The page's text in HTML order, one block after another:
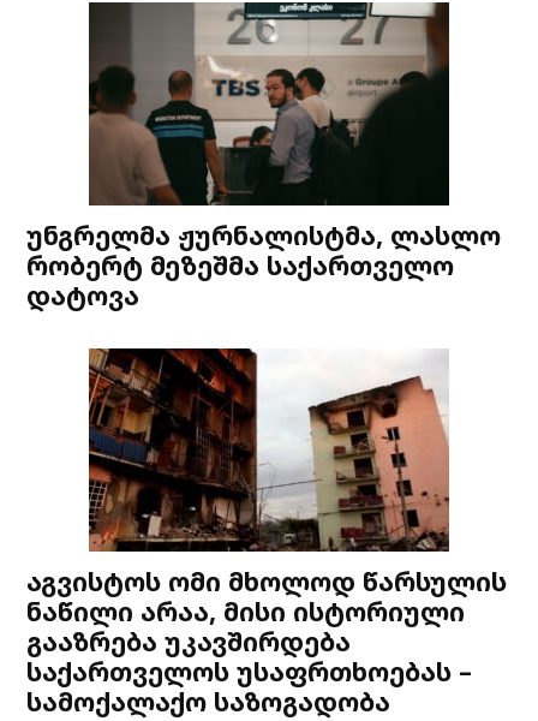
უნგრელმა ჟურნალისტმა, ლასლო
რობერტ მეზეშმა საქართველო
დატოვა
აგვისტოს ომი მხოლოდ წარსულის
ნაწილი არაა, მისი ისტორიული
გააზრება უკავშირდება
საქართველოს უსაფრთხოებას –
სამოქალაქო საზოგადობა